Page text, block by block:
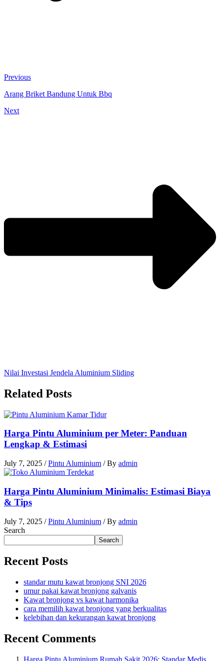
Previous
Arang Briket Bandung Untuk Bbq
Next
Nilai Investasi Jendela Aluminium Sliding
Related Posts
Harga Pintu Aluminium per Meter: Panduan
Lengkap & Estimasi
July 7, 2025 /Pintu Aluminium / By admin
Harga Pintu Aluminium Minimalis: Estimasi Biaya
& Tips
July 7, 2025 /Pintu Aluminium / By admin
Search
Search
Recent Posts
standar mutu kawat bronjong SNI 2026
umur pakai kawat bronjong galvanis
Kawat bronjong vs kawat harmonika
cara memilih kawat bronjong yang berkualitas
kelebihan dan kekurangan kawat bronjong
Recent Comments